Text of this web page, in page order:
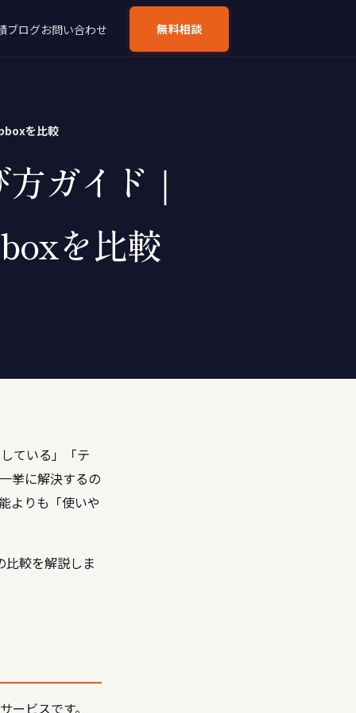
ブログお問い合わせ 無料相談
を比較
ガイド｜
を比較
ている」「テ
挙に解決するの
よりも「使いや
較を解説しま
ビスです。